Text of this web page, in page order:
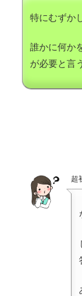
特にむずか
誰かに何か
が必要と言
超